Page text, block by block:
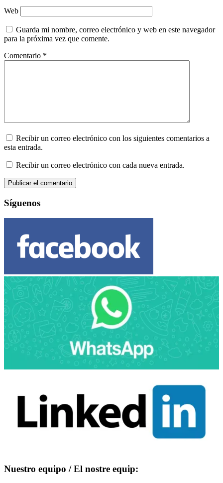
Web
Guarda mi nombre, correo electrónico y web en este navegador
para la próxima vez que comente.
Comentario *
Recibir un correo electrónico con los siguientes comentarios a
esta entrada.
Recibir un correo electrónico con cada nueva entrada.
Síguenos
Nuestro equipo / El nostre equip: